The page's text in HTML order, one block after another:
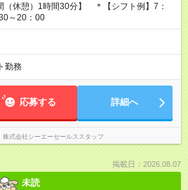
（休憩）1時間30分】 ＊【シフト例】7：
～20：00
勤務
応募する 詳細へ
株式会社シーエーセールススタッフ
掲載日：2026.08.07
未読